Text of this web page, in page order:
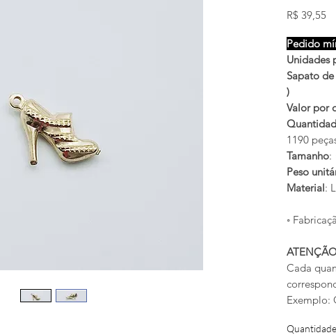
R$ 39,55
Pedido
Unidades
Sapato
)
Valor por
1190
Tamanho:
Peso
Material:
◦
Cada
Exemplo:
Quantidade